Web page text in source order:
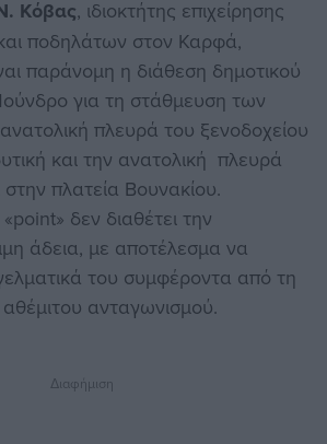
Κόβας, ιδιοκτήτης επιχείρησης
ποδηλάτων στον Καρφά,
παράνομη η διάθεση δημοτικού
για τη στάθμευση των
πλευρά του ξενοδοχείου
και την ανατολική πλευρά
πλατεία Βουνακίου.
δεν διαθέτει την
άδεια, με αποτέλεσμα να
του συμφέροντα από τη
ανταγωνισμού.
Διαφήμιση